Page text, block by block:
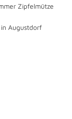
Zipfelmütze
Augustdorf